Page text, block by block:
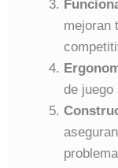
mejoran
de juego